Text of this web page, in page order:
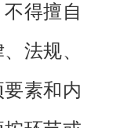
得擅自
法规、
素和内